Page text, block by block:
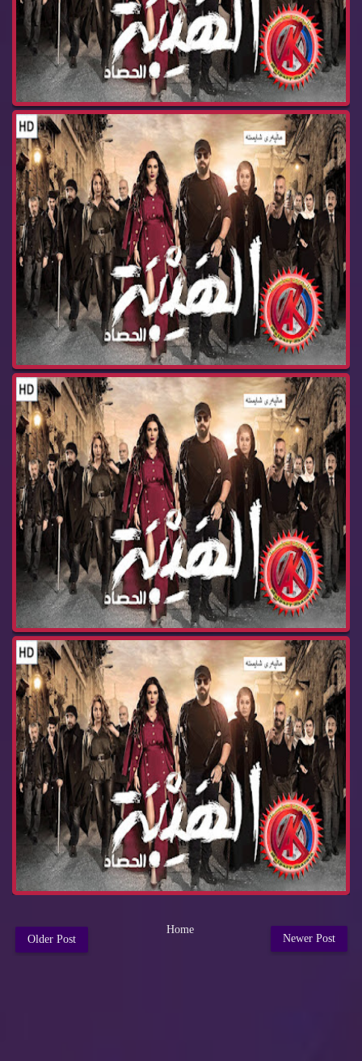
زنجیره‌ درامای هه‌یبه‌ ئه‌ڵقه‌ی 26 جبل
زنجیره‌ درامای هه‌یبه‌ ئه‌ڵقه‌ی 25 جبل
زنجیره‌ درامای هه‌یبه‌ ئه‌ڵقه‌ی 24 جبل
Newer Post
Older Post
Home